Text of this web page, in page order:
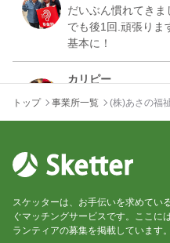
だいぶん慣れてきま
でも後1回.頑張りま
カリピー
トップ 事業所一覧 (株)あさの福
スケッターは、お手伝いを求めてい
ぐマッチングサービスです。ここに
ランティアの募集を掲載しています。